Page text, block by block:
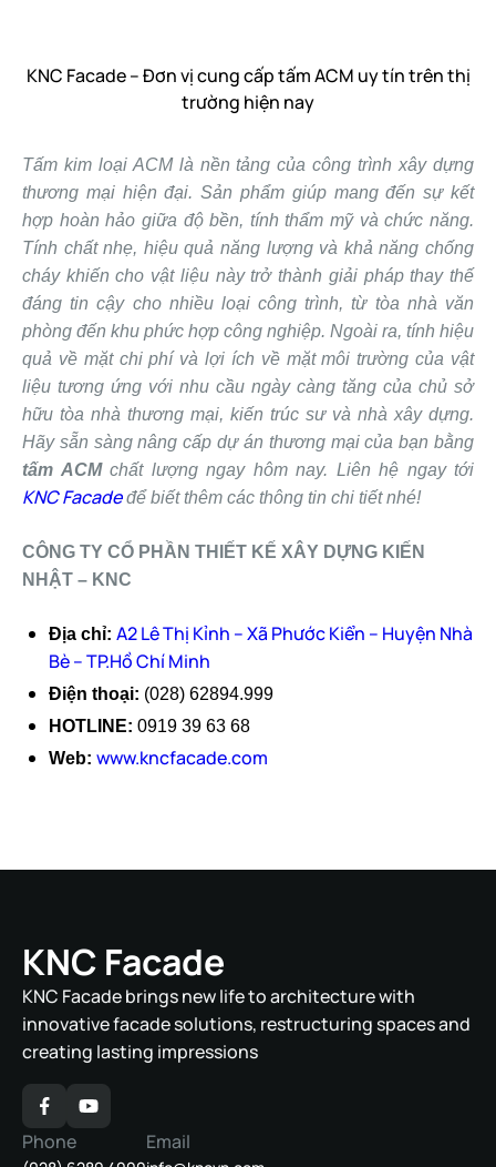
KNC Facade – Đơn vị cung cấp tấm ACM uy tín trên thị
trường hiện nay
Tấm kim loại ACM là nền tảng của công trình xây dựng
thương mại hiện đại. Sản phẩm giúp mang đến sự kết
hợp hoàn hảo giữa độ bền, tính thẩm mỹ và chức năng.
Tính chất nhẹ, hiệu quả năng lượng và khả năng chống
cháy khiến cho vật liệu này trở thành giải pháp thay thế
đáng tin cậy cho nhiều loại công trình, từ tòa nhà văn
phòng đến khu phức hợp công nghiệp. Ngoài ra, tính hiệu
quả về mặt chi phí và lợi ích về mặt môi trường của vật
liệu tương ứng với nhu cầu ngày càng tăng của chủ sở
hữu tòa nhà thương mại, kiến ​​trúc sư và nhà xây dựng.
Hãy sẵn sàng nâng cấp dự án thương mại của bạn bằng
tấm ACMchất lượng ngay hôm nay. Liên hệ ngay tới
KNC Facadeđể biết thêm các thông tin chi tiết nhé!
CÔNG TY CỔ PHẦN THIẾT KẾ XÂY DỰNG KIẾN
NHẬT – KNC
Địa chỉ: A2 Lê Thị Kỉnh – Xã Phước Kiển – Huyện Nhà
Bè – TP.Hồ Chí Minh
Điện thoại: (028) 62894.999
HOTLINE: 0919 39 63 68
Web: www.kncfacade.com
KNC Facade
KNC Facade brings new life to architecture with
innovative facade solutions, restructuring spaces and
creating lasting impressions
Phone Email